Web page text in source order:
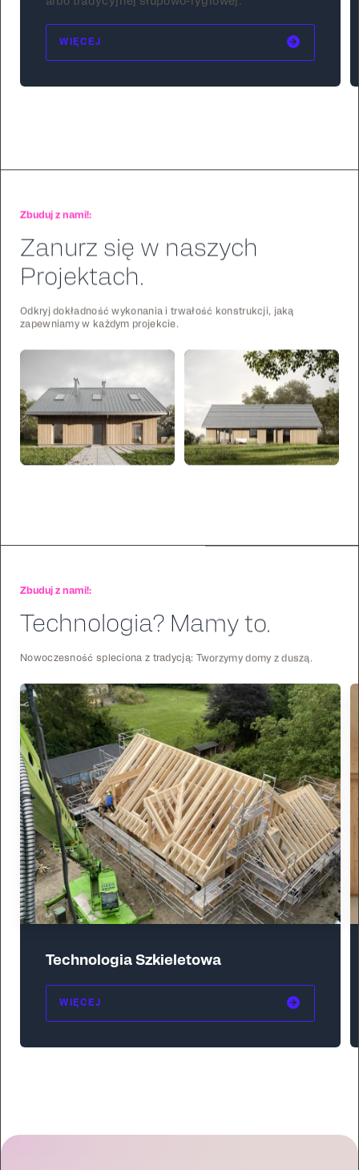
WIĘCEJ
Zbuduj z nami!:
Zanurz się w naszych
Projektach.
Odkryj dokładność wykonania i trwałość konstrukcji, jaką
zapewniamy w każdym projekcie.
Stick
Frame
122 2
Frame
105 1
Zbuduj z nami!:
Technologia? Mamy to.
Nowoczesność spleciona z tradycją: Tworzymy domy z duszą.
Tech­nologia Szkiele­towa
WIĘCEJ